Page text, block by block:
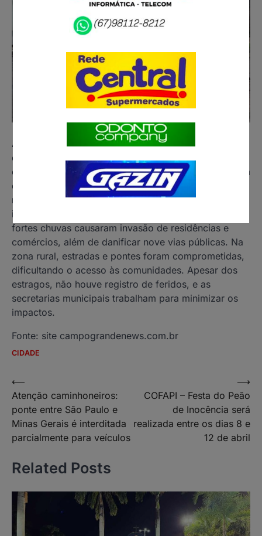
A Prefeitura de Coxim, município localizado a 253
quilômetros de Campo Grande, decretou situação de
emergência após acumular 201,2 milímetros de chuva
em quatro dias. O decreto, válido por 180 dias, foi
necessário devido aos alagamentos e danos à
infraestrutura que afetaram sete bairros da cidade.As
fortes chuvas causaram invasão de residências e
comércios, além de danificar nove vias públicas. Na
zona rural, estradas e pontes foram comprometidas,
dificultando o acesso às comunidades. Apesar dos
estragos, não houve registro de feridos, e as
secretarias municipais trabalham para minimizar os
impactos.
Fonte: site campograndenews.com.br
CIDADE
Navegação
de
Post
⟵
Atenção caminhoneiros:
ponte entre São Paulo e
Minas Gerais é interditada
parcialmente para veículos
COFAPI – Festa do Peão
de Inocência será
realizada entre os dias 8 e
12 de abril
⟶
Related Posts